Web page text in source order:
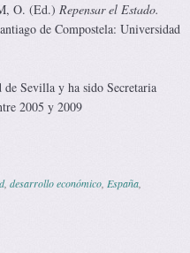
O. (Ed.) Repensar el Estado.
de Compostela: Universidad
Sevilla y ha sido Secretaria
2005 y 2009
, desarrollo económico, España,